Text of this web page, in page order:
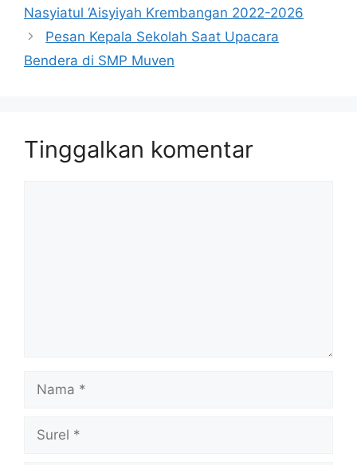
Nasyiatul ‘Aisyiyah Krembangan 2022-2026
Pesan Kepala Sekolah Saat Upacara
Bendera di SMP Muven
Tinggalkan komentar
Nama
Surel